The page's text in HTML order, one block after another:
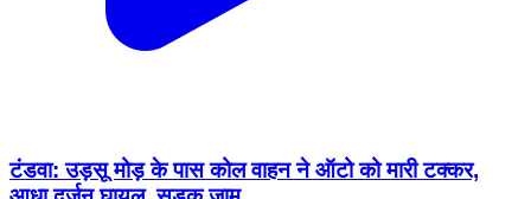
टंडवा: उड़सू मोड़ के पास कोल वाहन ने ऑटो को मारी टक्कर,